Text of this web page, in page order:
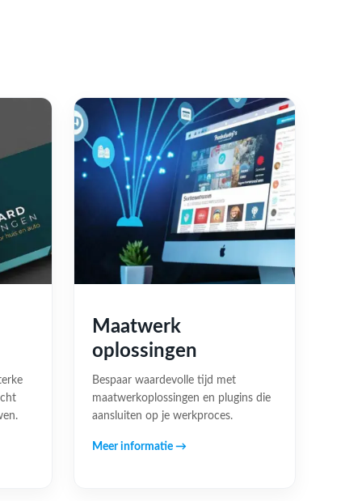
Maatwerk
oplossingen
Bespaar waardevolle tijd met
maatwerkoplossingen en plugins die
aansluiten op je werkproces.
Meer informatie →